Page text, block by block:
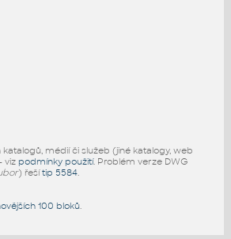
médií či služeb (jiné katalogy, web
viz podmínky použití. Problém verze DWG
) řešítip 5584.
100 bloků.